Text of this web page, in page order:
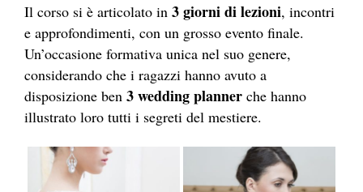
Il corso si è articolato in 3 giorni di lezioni, incontri
e approfondimenti, con un grosso evento finale.
Un’occasione formativa unica nel suo genere,
considerando che i ragazzi hanno avuto a
disposizione ben 3 wedding planner che hanno
illustrato loro tutti i segreti del mestiere.